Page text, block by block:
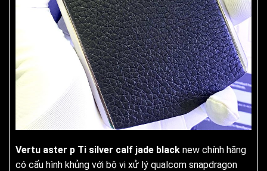
Vertu aster p Ti silver calf jade black new chính hãng
có cấu hình khủng với bộ vi xử lý qualcom snapdragon